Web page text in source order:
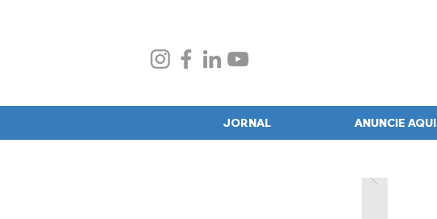
JORNAL ANUNCIE AQUI